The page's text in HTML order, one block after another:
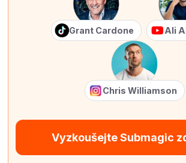
Grant Cardone Ali
Chris Williamson
Vyzkoušejte Submagic